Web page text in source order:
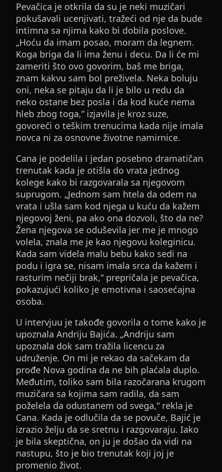
Pevačica je otkrila da su je neki muzičari
pokušavali ucenjivati, tražeći od nje da bude
intimna sa njima kako bi dobila poslove.
„Hoću da imam posao, moram da legnem.
Koga briga da li ima ženu i decu. Da li će mi
zameriti što ovo govorim, baš me briga,
znam kakvu sam bol preživela. Neka boluju
oni, neka se pitaju da li je bilo u redu da
neko ostane bez posla i da kod kuće nema
hleb zbog toga,“ izjavila je kroz suze,
govoreći o teškim trenucima kada nije imala
novca ni za osnovne životne namirnice.
Cana je podelila i jedan posebno dramatičan
trenutak kada je otišla do vrata jednog
kolege kako bi razgovarala sa njegovom
suprugom. „Jednom sam htela da odem na
vrata i ušla sam kod njega u kuću da kažem
njegovoj ženi, pa ako ona dozvoli, što da ne?
Žena njegova se oduševila jer me je mnogo
volela, znala me je kao njegovu koleginicu.
Kada sam videla malu bebu kako sedi na
podu i igra se, nisam imala srca da kažem i
rasturim nečiji brak,“ prepričala je pevačica,
pokazujući koliko je emotivna i saosećajna
osoba.
U intervjuu je takođe govorila o tome kako je
upoznala Andriju Bajića. „Andriju sam
upoznala dok sam tražila licencu za
udruženje. On mi je rekao da sačekam da
prođe Nova godina da ne bih plaćala duplo.
Međutim, toliko sam bila razočarana krugom
muzičara sa kojima sam radila, da sam
poželela da odustanem od svega,“ rekla je
Cana. Kada je odlučila da se povuče, Bajić je
izrazio želju da se sretnu i razgovaraju. Iako
je bila skeptična, on ju je došao da vidi na
nastupu, što je bio trenutak koji joj je
promenio život.